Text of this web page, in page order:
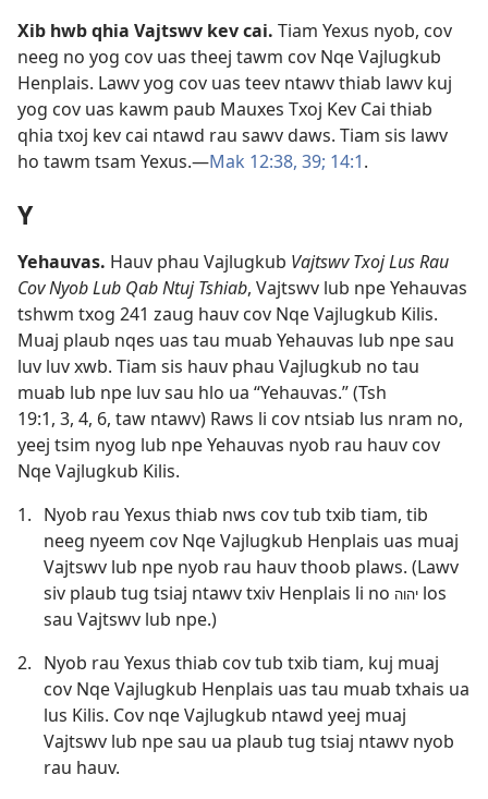
Xib hwb qhia Vajtswv kev cai. Tiam Yexus nyob, cov
neeg no yog cov uas theej tawm cov Nqe Vajlugkub
Henplais. Lawv yog cov uas teev ntawv thiab lawv kuj
yog cov uas kawm paub Mauxes Txoj Kev Cai thiab
qhia txoj kev cai ntawd rau sawv daws. Tiam sis lawv
ho tawm tsam Yexus.​—Mak 12:38, 39; 14:1.
Y
Yehauvas. Hauv phau Vajlugkub Vajtswv Txoj Lus Rau
Cov Nyob Lub Qab Ntuj Tshiab, Vajtswv lub npe Yehauvas
tshwm txog 241 zaug hauv cov Nqe Vajlugkub Kilis.
Muaj plaub nqes uas tau muab Yehauvas lub npe sau
luv luv xwb. Tiam sis hauv phau Vajlugkub no tau
muab lub npe luv sau hlo ua “Yehauvas.” (Tsh
19:1, 3, 4, 6, taw ntawv) Raws li cov ntsiab lus nram no,
yeej tsim nyog lub npe Yehauvas nyob rau hauv cov
Nqe Vajlugkub Kilis.
1. Nyob rau Yexus thiab nws cov tub txib tiam, tib
neeg nyeem cov Nqe Vajlugkub Henplais uas muaj
Vajtswv lub npe nyob rau hauv thoob plaws. (Lawv
siv plaub tug tsiaj ntawv txiv Henplais li no יהוה los
sau Vajtswv lub npe.‏)
2. Nyob rau Yexus thiab cov tub txib tiam, kuj muaj
cov Nqe Vajlugkub Henplais uas tau muab txhais ua
lus Kilis. Cov nqe Vajlugkub ntawd yeej muaj
Vajtswv lub npe sau ua plaub tug tsiaj ntawv nyob
rau hauv.